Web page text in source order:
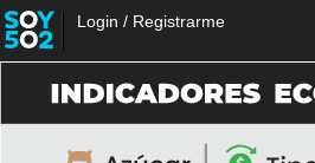
Login / Registrarme